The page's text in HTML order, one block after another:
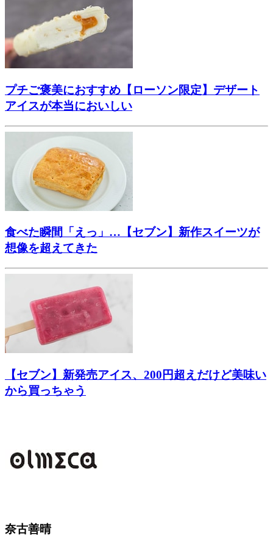
プチご褒美におすすめ【ローソン限定】デザート
アイスが本当においしい
食べた瞬間「えっ」…【セブン】新作スイーツが
想像を超えてきた
【セブン】新発売アイス、200円超えだけど美味い
から買っちゃう
奈古善晴